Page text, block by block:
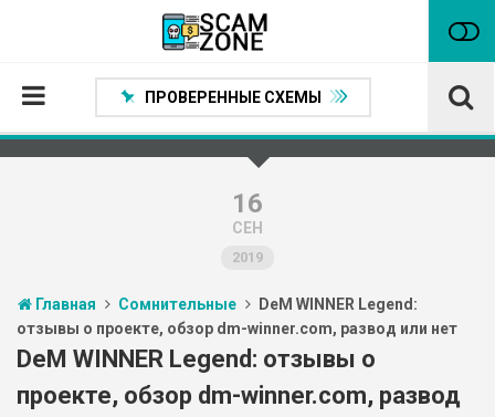
Проверенные способы заработка
Статьи
Партнеры
ПРОВЕРЕННЫЕ СХЕМЫ
16
СЕН
2019
Главная Сомнительные
DeM WINNER Legend:
отзывы о проекте, обзор dm-winner.com, развод или нет
DeM WINNER Legend: отзывы о
проекте, обзор dm-winner.com, развод